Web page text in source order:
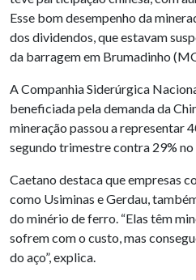
Esse bom desempenho da
dos dividendos, que estavam
da barragem em Brumadinho
A Companhia Siderúrgica
beneficiada pela demanda da
mineração passou a representar
segundo trimestre contra 29%
Caetano destaca que empresas
como Usiminas e Gerdau,
do minério de ferro. “Elas têm
sofrem com o custo, mas
do aço”, explica.